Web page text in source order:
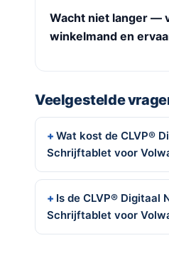
Wacht niet langer —
winkelmand en
Veelgestelde
Wat kost de CLVP®
Schrijftablet voor
Is de CLVP® Digitaal
Schrijftablet voor